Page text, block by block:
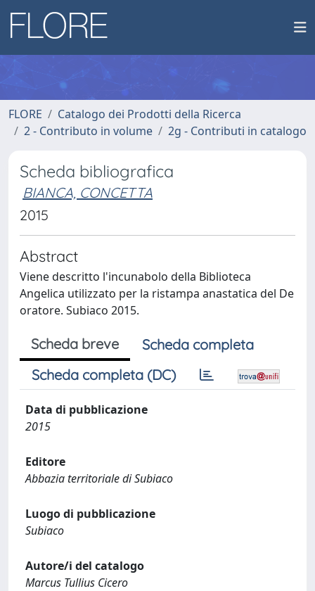
FLORE
Catalogo dei Prodotti della Ricerca
2 - Contributo in volume
2g - Contributi in catalogo
Scheda bibliografica
BIANCA, CONCETTA
2015
Abstract
Viene descritto l'incunabolo della Biblioteca
Angelica utilizzato per la ristampa anastatica del De
oratore. Subiaco 2015.
Scheda breve
Scheda completa
Scheda completa (DC)
Data di pubblicazione
2015
Editore
Abbazia territoriale di Subiaco
Luogo di pubblicazione
Subiaco
Autore/i del catalogo
Marcus Tullius Cicero